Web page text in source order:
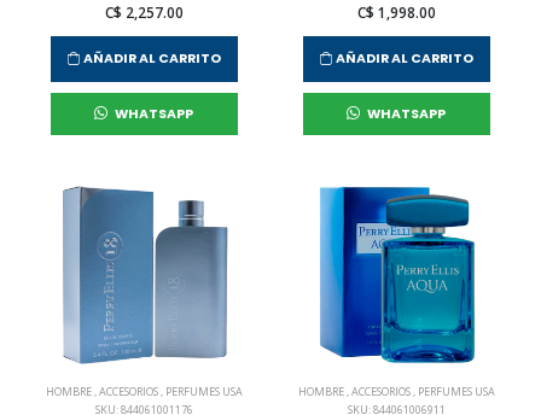
C$ 2,257.00
AÑADIR AL CARRITO
WHATSAPP
C$ 1,998.00
AÑADIR AL CARRITO
WHATSAPP
HOMBRE,ACCESORIOS, PERFUMES USA
SKU: 844061001176
HOMBRE,ACCESORIOS, PERFUMES USA
SKU: 844061006911